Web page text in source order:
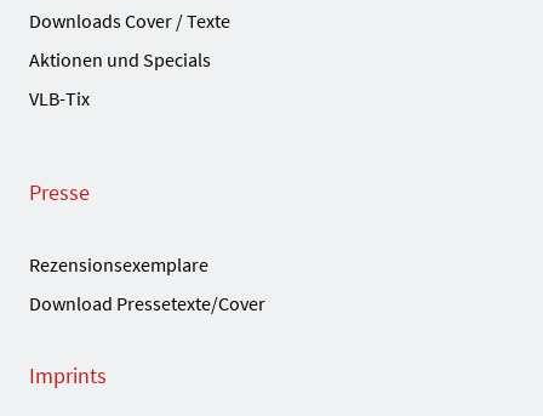
Downloads Cover / Texte
Aktionen und Specials
VLB-Tix
Presse
Rezensionsexemplare
Download Pressetexte/Cover
Imprints